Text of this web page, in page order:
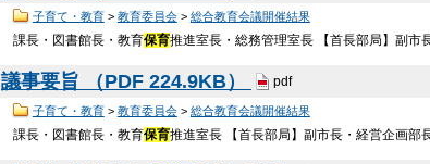
子育て・教育> 教育委員会> 総合教育会議開催結果
課長・図書館長・教育保育推進室長・総務管理室長 【首長部局】副
議事要旨 （PDF 224.9KB） pdf
子育て・教育> 教育委員会> 総合教育会議開催結果
課長・図書館長・教育保育推進室長 【首長部局】副市長・経営企画